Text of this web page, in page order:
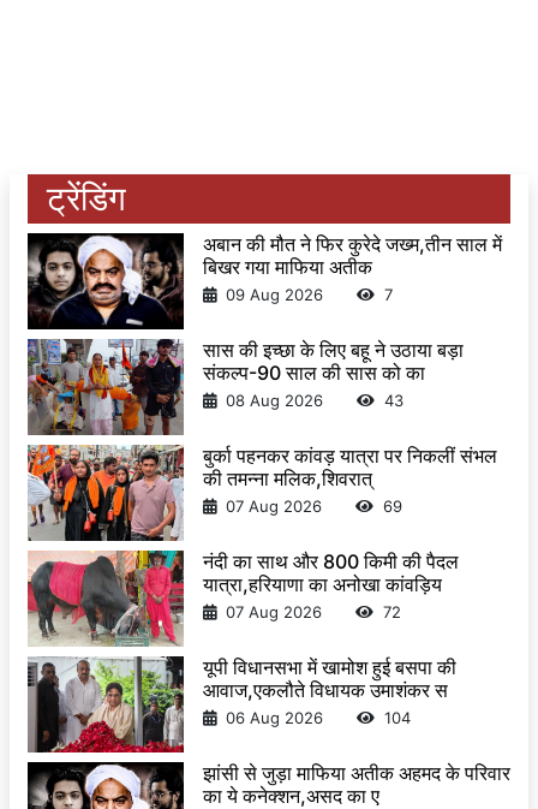
ट्रेंडिंग
अबान की मौत ने फिर कुरेदे जख्म,तीन साल में
बिखर गया माफिया अतीक
09 Aug 2026 7
सास की इच्छा के लिए बहू ने उठाया बड़ा
संकल्प-90 साल की सास को का
08 Aug 2026 43
बुर्का पहनकर कांवड़ यात्रा पर निकलीं संभल
की तमन्ना मलिक,शिवरात्
07 Aug 2026 69
नंदी का साथ और 800 किमी की पैदल
यात्रा,हरियाणा का अनोखा कांवड़िय
07 Aug 2026 72
यूपी विधानसभा में खामोश हुई बसपा की
आवाज,एकलौते विधायक उमाशंकर स
06 Aug 2026 104
झांसी से जुड़ा माफिया अतीक अहमद के परिवार
का ये कनेक्शन,असद का ए